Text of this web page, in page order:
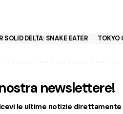
SOLID DELTA: SNAKE EATER TOKYO
newslettere!
le ultime notizie direttamente